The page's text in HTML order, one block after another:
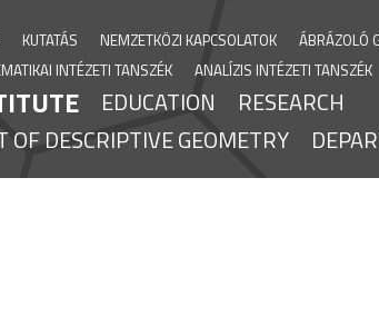
KUTATÁS NEMZETKÖZI KAPCSOLATOK
ÁBRÁZOLÓ
INTÉZETI TANSZÉK
ANALÍZIS INTÉZETI TANSZÉK
EDUCATION
RESEARCH
OF DESCRIPTIVE GEOMETRY